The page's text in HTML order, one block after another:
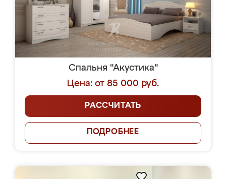
Спальня "Акустика"
Цена: от 85 000 руб.
РАССЧИТАТЬ
ПОДРОБНЕЕ